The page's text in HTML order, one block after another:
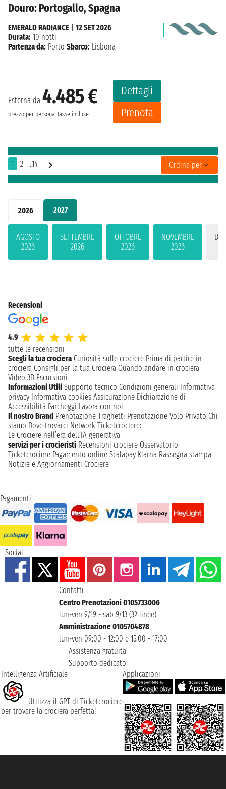
2026 2027
AGOSTO
2026
SETTEMBRE
2026
OTTOBRE
2026
NOVEMBRE
2026
Douro: Portogallo, Spagna
Esterna da 4.485 €
prezzo per persona Tasse incluse
Dettagli
Prenota
EMERALD RADIANCE
12 SET 2026
Durata: 10 notti
Partenza da: Porto Sbarco: Lisbona
1 2 ..14 Ordina per
Recensioni
4.9
tutte le recensioni
Scegli la tua crociera Curiosità sulle crociere Prima di partire in
crociera Consigli per la tua Crociera Quando andare in crociera
Video 3D Escursioni
Informazioni Utili Supporto tecnico Condizioni generali Informativa
privacy Informativa cookies Assicurazione Dichiarazione di
Accessibilità Parcheggi Lavora con noi
Il nostro Brand Prenotazione Traghetti Prenotazione Volo Privato Chi
siamo Dove trovarci Network Ticketcrociere:
Le Crociere nell’era dell’IA generativa
servizi per i crocieristi Recensioni crociere Osservatorio
Ticketcrociere Pagamento online Scalapay Klarna Rassegna stampa
Notizie e Aggiornamenti Crociere
Pagamenti
Social
Contatti
Centro Prenotazioni 0105733006
lun-ven 9/19 - sab 9/13 (32 linee)
Amministrazione 0105704878
lun-ven 09:00 - 12:00 e 15:00 - 17:00
Assistenza gratuita
Supporto dedicato
Intelligenza Artificiale
Utilizza il GPT di Ticketcrociere
per trovare la crociera perfetta!
Applicazioni